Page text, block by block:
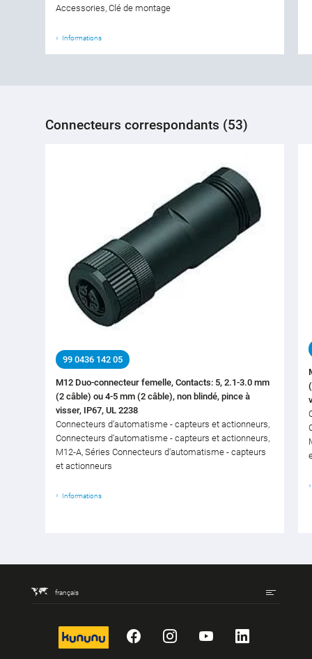
Accessories, Clé de montage
Informations
Connecteurs correspondants (53)
99 0436 142 05
M12 Duo-connecteur femelle, Contacts: 5, 2.1-3.0 mm
(2 câble) ou 4-5 mm (2 câble), non blindé, pince à
visser, IP67, UL 2238
Connecteurs d‘automatisme - capteurs et actionneurs,
Connecteurs d‘automatisme - capteurs et actionneurs,
M12-A, Séries Connecteurs d‘automatisme - capteurs
et actionneurs
Informations
français
kununu FacebookInstagram
YouTubeLinkedIn